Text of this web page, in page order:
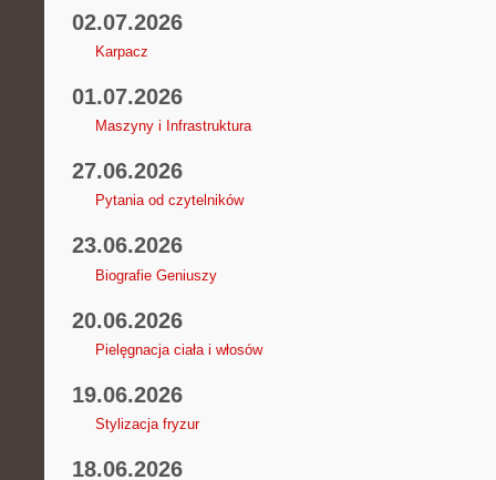
02.07.2026
Karpacz
01.07.2026
Maszyny i Infrastruktura
27.06.2026
Pytania od czytelników
23.06.2026
Biografie Geniuszy
20.06.2026
Pielęgnacja ciała i włosów
19.06.2026
Stylizacja fryzur
18.06.2026